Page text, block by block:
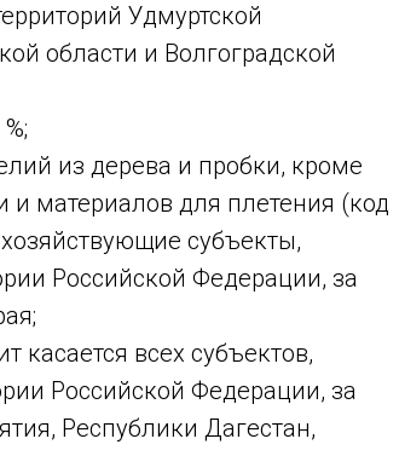
Удмуртской
области и Волгоградской
из дерева и пробки, кроме
и материалов для плетения (код
субъекты,
Российской Федерации, за
касается всех субъектов,
Российской Федерации, за
Республики Дагестан,